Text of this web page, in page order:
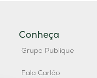
Conheça
Grupo Publique
Fala Carlão